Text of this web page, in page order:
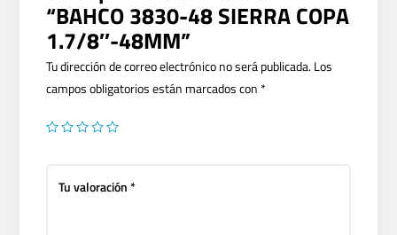
“BAHCO 3830-48 SIERRA COPA
1.7/8″-48MM”
Tu dirección de correo electrónico no será publicada.Los
campos obligatorios están marcados con *